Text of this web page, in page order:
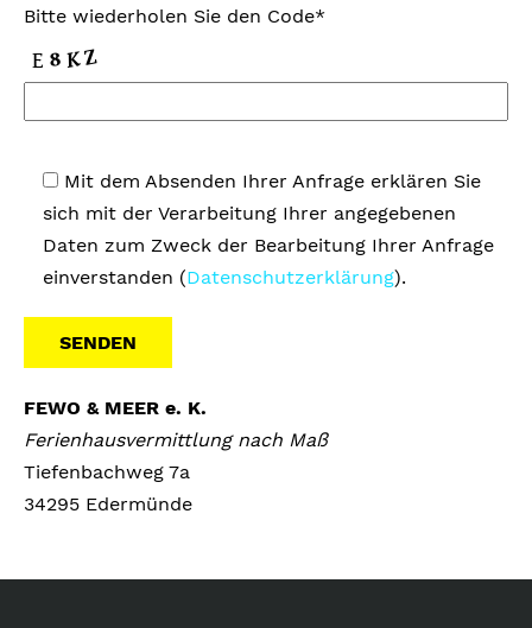
Bitte wiederholen Sie den Code*
Mit dem Absenden Ihrer Anfrage erklären Sie
sich mit der Verarbeitung Ihrer angegebenen
Daten zum Zweck der Bearbeitung Ihrer Anfrage
einverstanden (Datenschutzerklärung).
FEWO & MEER e. K.
Ferienhausvermittlung nach Maß
Tiefenbachweg 7a
34295 Edermünde